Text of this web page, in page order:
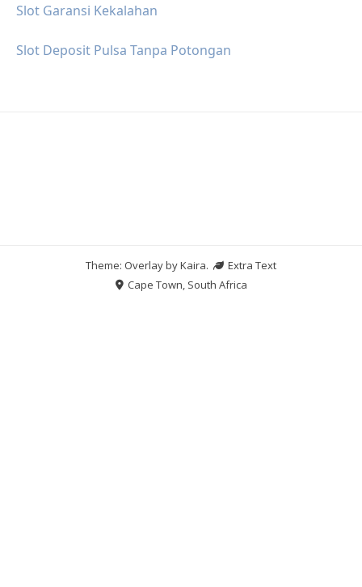
Slot Garansi Kekalahan
Slot Deposit Pulsa Tanpa Potongan
Theme: Overlay byKaira.
Extra Text
Cape Town, South Africa